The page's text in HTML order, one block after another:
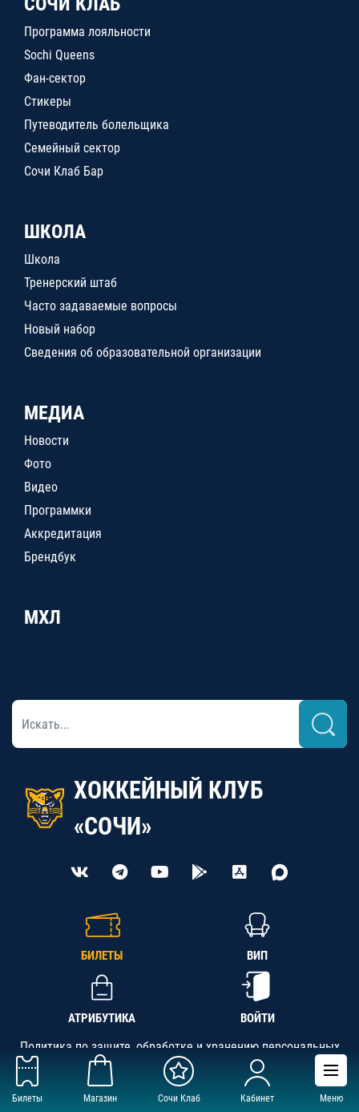
Билеты Магазин Сочи Клаб Кабинет Меню
Программа лояльности
Sochi Queens
Фан-сектор
Стикеры
Путеводитель болельщика
Семейный сектор
Сочи Клаб Бар
ШКОЛА
Школа
Тренерский штаб
Часто задаваемые вопросы
Новый набор
Сведения об образовательной организации
МЕДИА
Новости
Фото
Видео
Программки
Аккредитация
Брендбук
МХЛ
ХОККЕЙНЫЙ КЛУБ
«СОЧИ»
БИЛЕТЫ ВИП
АТРИБУТИКА ВОЙТИ
Политика по защите, обработке и хранению персональных
данных
АНО «СК «Кубань-Регион», ОГРН 1142300002349,